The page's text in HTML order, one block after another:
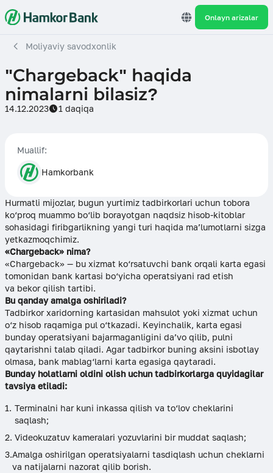
Onlayn arizalar
Moliyaviy savodxonlik
​"Chargeback" haqida
nimalarni bilasiz?
14.12.2023 1 daqiqa
Muallif:
Hamkorbank
Hurmatli mijozlar, bugun yurtimiz tadbirkorlari uchun tobora
ko‘proq muammo bo‘lib borayotgan naqdsiz hisob-kitoblar
sohasidagi firibgarlikning yangi turi haqida ma’lumotlarni sizga
yetkazmoqchimiz.
«Chargeback» nima?
«Chargeback» — bu xizmat ko‘rsatuvchi bank orqali karta egasi
tomonidan bank kartasi bo‘yicha operatsiyani rad etish
va bekor qilish tartibi.
Bu qanday amalga oshiriladi?
Tadbirkor xaridorning kartasidan mahsulot yoki xizmat uchun
o‘z hisob raqamiga pul o‘tkazadi. Keyinchalik, karta egasi
bunday operatsiyani bajarmaganligini da’vo qilib, pulni
qaytarishni talab qiladi. Agar tadbirkor buning aksini isbotlay
olmasa, bank mablag‘larni karta egasiga qaytaradi.
Bunday holatlarni oldini olish uchun tadbirkorlarga quyidagilar
tavsiya etiladi:
Terminalni har kuni inkassa qilish va to‘lov cheklarini
saqlash;
Videokuzatuv kameralari yozuvlarini bir muddat saqlash;
Amalga oshirilgan operatsiyalarni tasdiqlash uchun cheklarni
va natijalarni nazorat qilib borish.